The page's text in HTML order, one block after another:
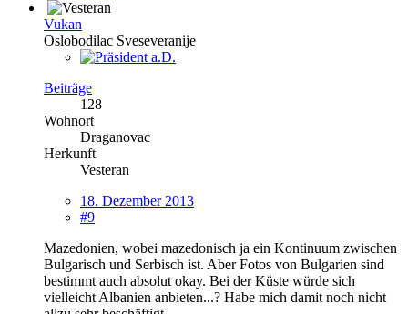
Vukan
Oslobodilac Sveseveranije
Beiträge
128
Wohnort
Draganovac
Herkunft
Vesteran
18. Dezember 2013
#9
Mazedonien, wobei mazedonisch ja ein Kontinuum zwischen
Bulgarisch und Serbisch ist. Aber Fotos von Bulgarien sind
bestimmt auch absolut okay. Bei der Küste würde sich
vielleicht Albanien anbieten...? Habe mich damit noch nicht